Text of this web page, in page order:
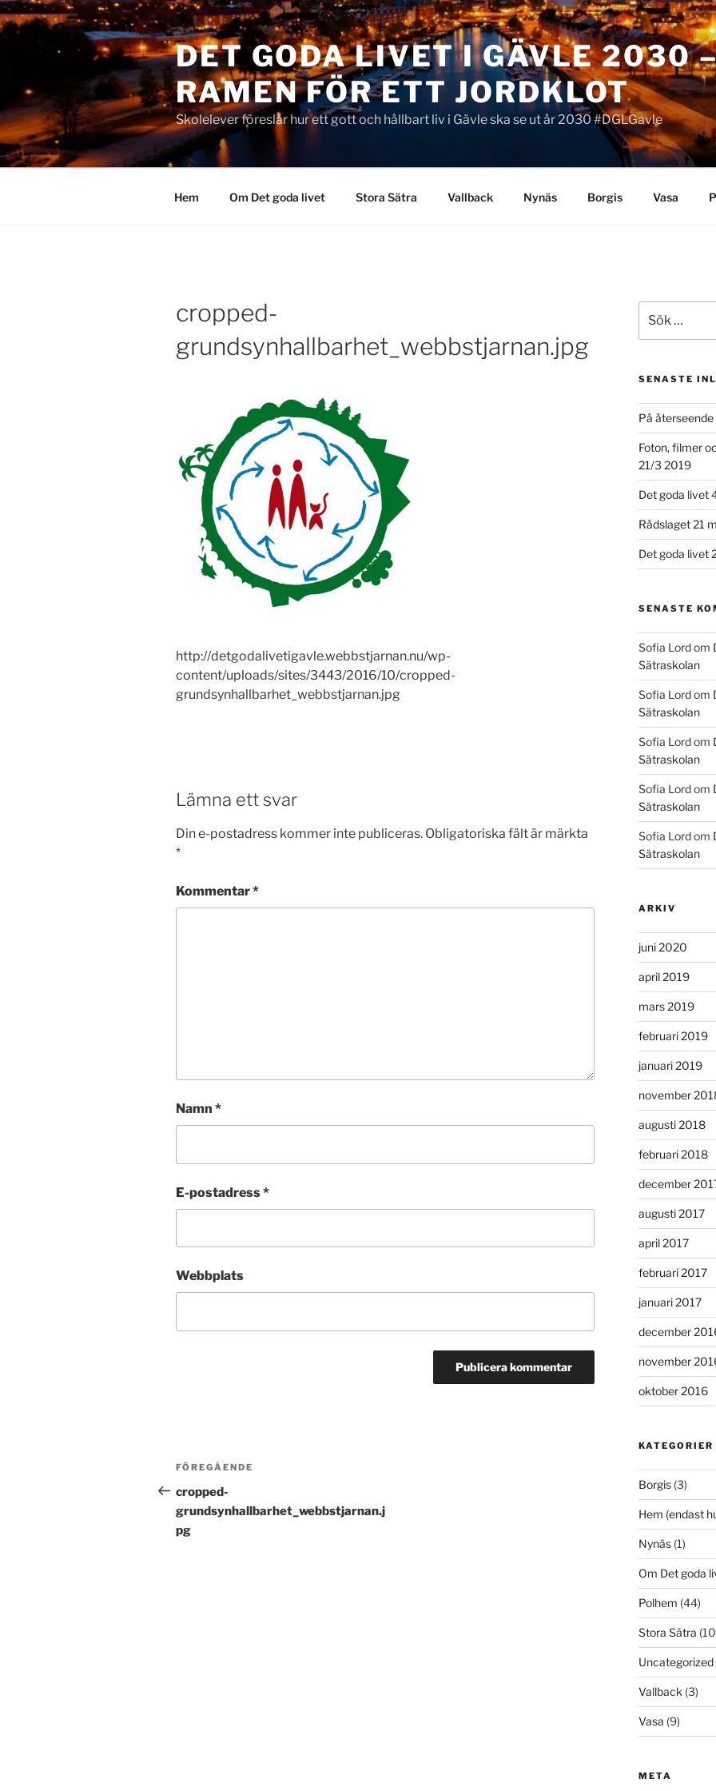
Hoppa
till
DET GODA LIVET I GÄVLE 2030
RAMEN FÖR ETT JORDKLOT
Skolelever föreslår hur ett gott och hållbart liv i Gävle ska se ut år 2030 #DGLGavle
Hem Om Det goda livet Stora Sätra Vallback Nynäs Borgis Vasa
cropped-
grundsynhallbarhet_webbstjarnan.jpg
http://detgodalivetigavle.webbstjarnan.nu/wp-
content/uploads/sites/3443/2016/10/cropped-
grundsynhallbarhet_webbstjarnan.jpg
Lämna ett svar
Din e-postadress kommer inte publiceras. Obligatoriska fält är märkta
*
Kommentar*
Namn *
E-postadress*
Webbplats
Inläggsnavigering
Föregående
inlägg
FÖREGÅENDE
cropped-
grundsynhallbarhet_webbstjarnan.j
pg
efter:
SENASTE
På
Foton, filmer
21/3 2019
Det goda livet
Rådslaget 21
Det goda livet
SENASTE
Sofia Lordom
Sätraskolan
Sofia Lordom
Sätraskolan
Sofia Lordom
Sätraskolan
Sofia Lordom
Sätraskolan
Sofia Lordom
Sätraskolan
ARKIV
juni 2020
april 2019
mars 2019
februari 2019
januari 2019
november
augusti 2018
februari 2018
december
augusti 2017
april 2017
februari 2017
januari 2017
december
november
oktober 2016
KATEGORIER
Borgis(3)
Hem (endast
Nynäs(1)
Om Det goda
Polhem (44)
Stora Sätra
Uncategorized
Vallback (3)
Vasa (9)
META